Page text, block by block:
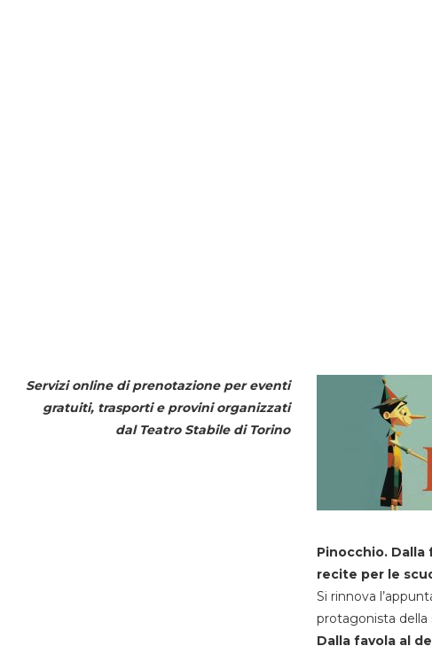
Servizi online di prenotazione per eventi
gratuiti, trasporti e provini organizzati
dal Teatro Stabile di Torino
Pinocchio. Dalla
recite per le
Si rinnova
protagonista della
Dalla favola al